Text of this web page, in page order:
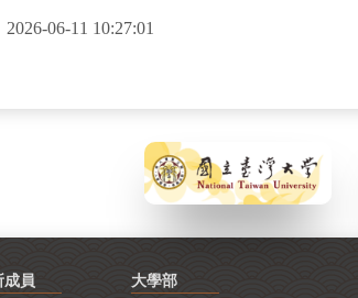
06-11 10:27:01
成員
大學部